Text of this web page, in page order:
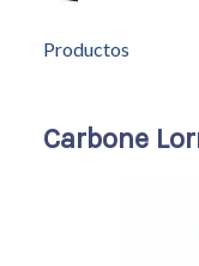
Productos
Carbone